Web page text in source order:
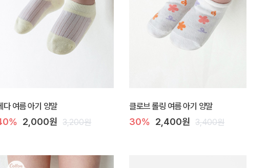
다 여름 아기 양말
2,000원 3,200원
클로브 롤링 여름 아기 양말
30% 2,400원 3,400원